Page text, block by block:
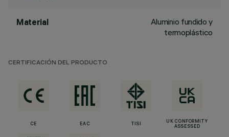
Material
Aluminio fundido y
termoplástico
CERTIFICACIÓN DEL PRODUCTO
CE EAC TISI
UK CONFORMITY
ASSESSED